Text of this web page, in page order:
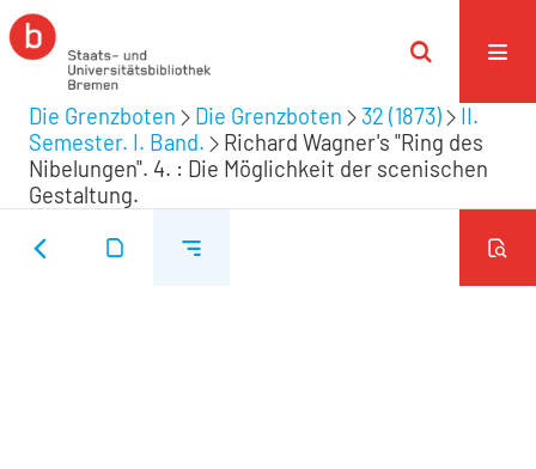
Die Grenzboten Die Grenzboten 32 (1873)
II.
Semester. I. Band.
Richard Wagner's "Ring des
Nibelungen". 4. : Die Möglichkeit der scenischen
Gestaltung.